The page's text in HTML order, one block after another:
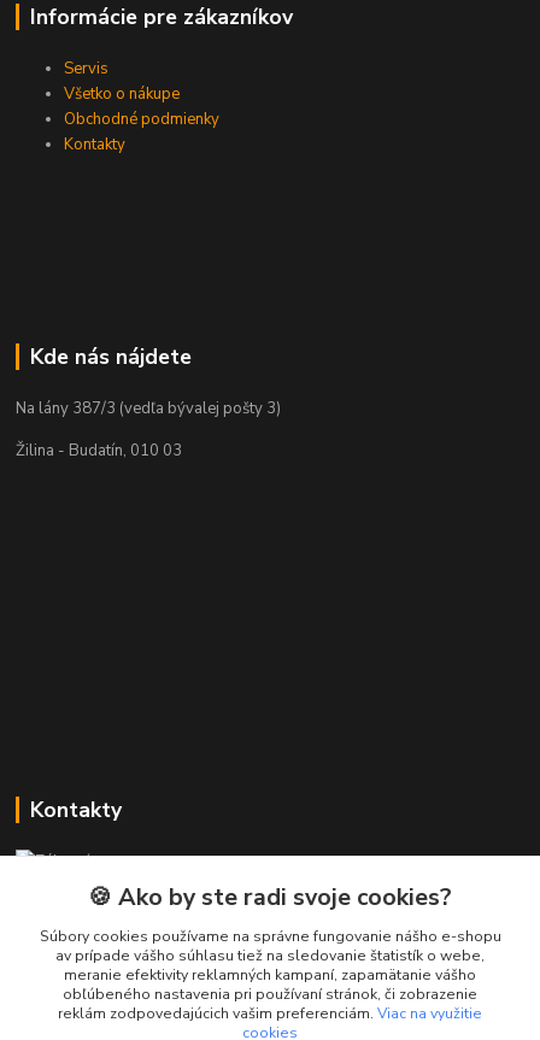
Informácie pre zákazníkov
Servis
Všetko o nákupe
Obchodné podmienky
Kontakty
Kde nás nájdete
Na lány 387/3 (vedľa bývalej pošty 3)
Žilina - Budatín, 010 03
Kontakty
+421 911 010 560
Po-Pia, 13-17 hod.
info@presmartfon.sk
🍪 Ako by ste radi svoje cookies?
Súbory cookies používame na správne fungovanie nášho e-shopu
av prípade vášho súhlasu tiež na sledovanie štatistík o webe,
meranie efektivity reklamných kampaní, zapamätanie vášho
obľúbeného nastavenia pri používaní stránok, či zobrazenie
reklám zodpovedajúcich vašim preferenciám. Viac na využitie
cookies